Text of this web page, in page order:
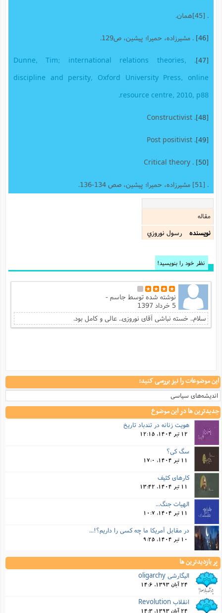
. [45]همان.
. مشیرزاده، حمیرا؛ پیشین، ص129.
. Dunne, Tim; international relations theories,
discipline and persity, Oxford University Press, online
resource centre, 2010, p88.
. Constructivist
. Post positivist
. Critical theory
. [51] مشیرزاده، حمیرا؛ پیشین، صص 134-136.
مقاله
نویسنده
رسول نوروزي
نظر خود را بنویسید!
نوشته شده توسطجاسم -
5 خرداد 1397
سلام.. خسته نباشی آقای نوروزی.. عالی و کامل بود.
این موضوعات را نیز بررسی کنید:
اندیشه‌های سیاسی
جدیدترین ها در این موضوع
هویت زنانه در تندباد تاریخ
12 تیر 1404, 12:15
سگ کی؟
11 تیر 1404, 17:0
کارهای کثیف
11 تیر 1404, 13:42
الهیات جنگ...
11 تیر 1404, 10:7
در مقابل آمریکا ما چه کسی را داریم؟!...
10 تیر 1404, 9:25
پر بازدیدترین ها
الیگارشی oligarchy
24 آبان 1393, 14:6
انقلاب Revolution
24 آبان 1393, 14:3